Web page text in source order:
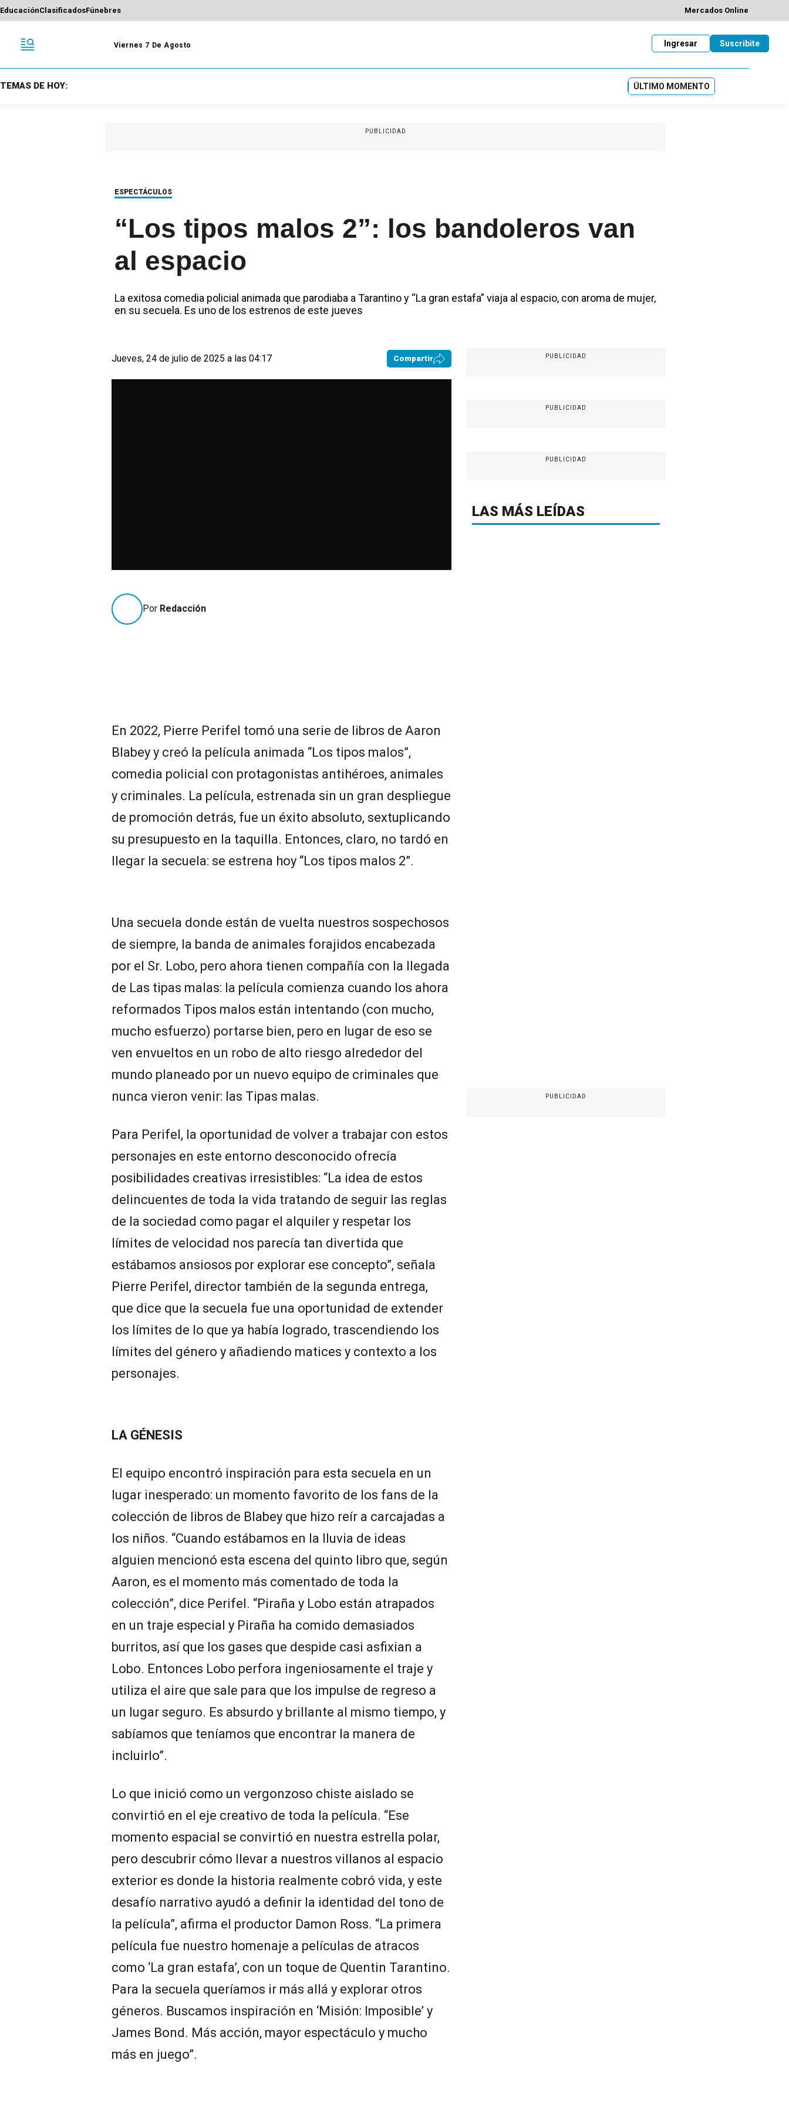
EducaciónClasificadosFúnebres Mercados Online
Viernes 7 De Agosto Suscribite
Ingresar
TEMAS DE HOY: ÚLTIMO MOMENTO
PUBLICIDAD
ESPECTÁCULOS
“Los tipos malos 2”: los bandoleros van
al espacio
La exitosa comedia policial animada que parodiaba a Tarantino y “La gran estafa” viaja al espacio, con aroma de mujer,
en su secuela. Es uno de los estrenos de este jueves
Jueves, 24 de julio de 2025 a las 04:17 Compartir
Por Redacción
En 2022, Pierre Perifel tomó una serie de libros de Aaron
Blabey y creó la película animada “Los tipos malos”,
comedia policial con protagonistas antihéroes, animales
y criminales. La película, estrenada sin un gran despliegue
de promoción detrás, fue un éxito absoluto, sextuplicando
su presupuesto en la taquilla. Entonces, claro, no tardó en
llegar la secuela: se estrena hoy “Los tipos malos 2”.
Una secuela donde están de vuelta nuestros sospechosos
de siempre, la banda de animales forajidos encabezada
por el Sr. Lobo, pero ahora tienen compañía con la llegada
de Las tipas malas: la película comienza cuando los ahora
reformados Tipos malos están intentando (con mucho,
mucho esfuerzo) portarse bien, pero en lugar de eso se
ven envueltos en un robo de alto riesgo alrededor del
mundo planeado por un nuevo equipo de criminales que
nunca vieron venir: las Tipas malas.
Para Perifel, la oportunidad de volver a trabajar con estos
personajes en este entorno desconocido ofrecía
posibilidades creativas irresistibles: “La idea de estos
delincuentes de toda la vida tratando de seguir las reglas
de la sociedad como pagar el alquiler y respetar los
límites de velocidad nos parecía tan divertida que
estábamos ansiosos por explorar ese concepto”, señala
Pierre Perifel, director también de la segunda entrega,
que dice que la secuela fue una oportunidad de extender
los límites de lo que ya había logrado, trascendiendo los
límites del género y añadiendo matices y contexto a los
personajes.
LA GÉNESIS
El equipo encontró inspiración para esta secuela en un
lugar inesperado: un momento favorito de los fans de la
colección de libros de Blabey que hizo reír a carcajadas a
los niños. “Cuando estábamos en la lluvia de ideas
alguien mencionó esta escena del quinto libro que, según
Aaron, es el momento más comentado de toda la
colección”, dice Perifel. “Piraña y Lobo están atrapados
en un traje especial y Piraña ha comido demasiados
burritos, así que los gases que despide casi asfixian a
Lobo. Entonces Lobo perfora ingeniosamente el traje y
utiliza el aire que sale para que los impulse de regreso a
un lugar seguro. Es absurdo y brillante al mismo tiempo, y
sabíamos que teníamos que encontrar la manera de
incluirlo”.
Lo que inició como un vergonzoso chiste aislado se
convirtió en el eje creativo de toda la película. “Ese
momento espacial se convirtió en nuestra estrella polar,
pero descubrir cómo llevar a nuestros villanos al espacio
exterior es donde la historia realmente cobró vida, y este
desafío narrativo ayudó a definir la identidad del tono de
la película”, afirma el productor Damon Ross. “La primera
película fue nuestro homenaje a películas de atracos
como ‘La gran estafa’, con un toque de Quentin Tarantino.
Para la secuela queríamos ir más allá y explorar otros
géneros. Buscamos inspiración en ‘Misión: Imposible’ y
James Bond. Más acción, mayor espectáculo y mucho
más en juego”.
PUBLICIDAD
PUBLICIDAD
PUBLICIDAD
LAS MÁS LEÍDAS
PUBLICIDAD